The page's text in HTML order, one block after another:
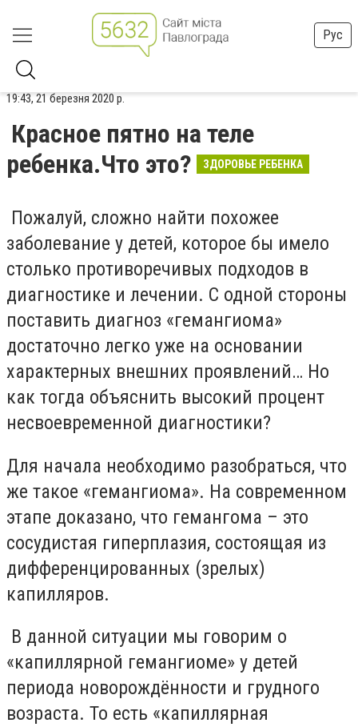
Рус
19:43, 21 березня 2020 р.
Красное пятно на теле
ребенка.Что это?
ЗДОРОВЬЕ РЕБЕНКА
Пожалуй, сложно найти похожее
заболевание у детей, которое бы имело
столько противоречивых подходов в
диагностике и лечении. С одной стороны
поставить диагноз «гемангиома»
достаточно легко уже на основании
характерных внешних проявлений… Но
как тогда объяснить высокий процент
несвоевременной диагностики?
Для начала необходимо разобраться, что
же такое «гемангиома». На современном
этапе доказано, что гемангома – это
сосудистая гиперплазия, состоящая из
дифференцированных (зрелых)
капилляров.
В данной ситуации мы говорим о
«капиллярной гемангиоме» у детей
периода новорождённости и грудного
возраста. То есть «капиллярная